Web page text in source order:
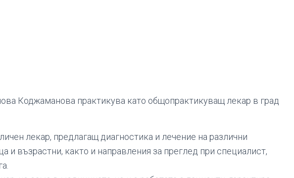
Коджаманова практикува като общопрактикуващ лекар в град
лекар, предлагащ диагностика и лечение на различни
и възрастни, както и направления за преглед при специалист,